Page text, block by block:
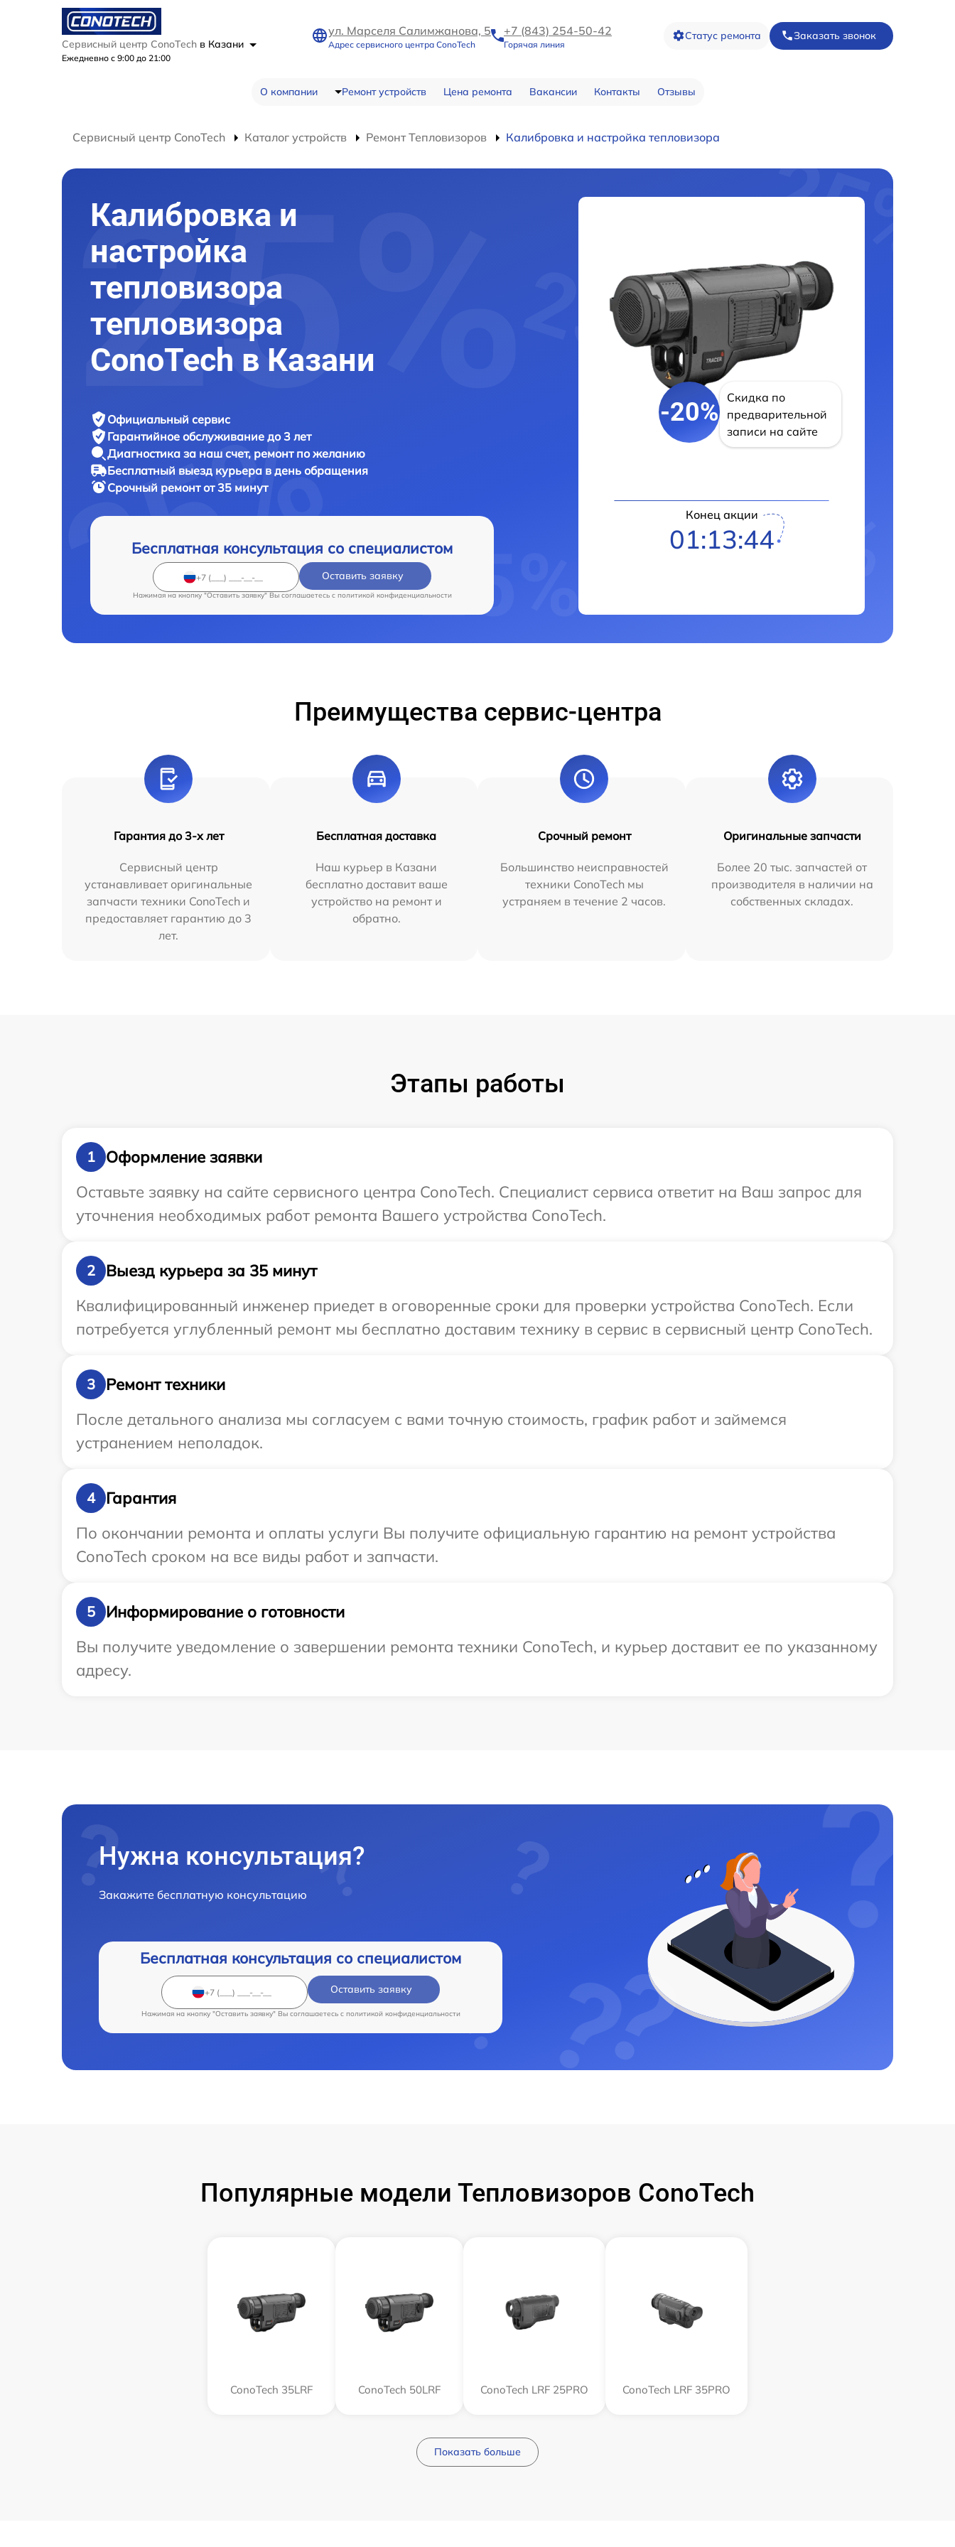
Сервисный центр ConoTech в Казани
Ежедневно с 9:00 до 21:00
ул. Марселя Салимжанова, 5
Адрес сервисного центра ConoTech
+7 (843) 254-50-42
Горячая линия
Статус ремонта Заказать звонок
О компании Ремонт устройств Цена ремонта Вакансии Контакты Отзывы
Сервисный центр ConoTech Каталог устройств Ремонт Тепловизоров Калибровка и настройка тепловизора
Калибровка и
настройка
тепловизора
тепловизора
ConoTech в Казани
Официальный сервис
Гарантийное обслуживание до 3 лет
Диагностика за наш счет, ремонт по желанию
Бесплатный выезд курьера в день обращения
Срочный ремонтот 35 минут
Бесплатная консультация со специалистом
Оставить заявку
Нажимая на кнопку "Оставить заявку" Вы соглашаетесь c политикой конфиденциальности
-20%
Скидка по
предварительной
записи на сайте
Конец акции
01:13:43
Преимущества сервис-центра
Гарантия до 3-х лет
Сервисный центр
устанавливает оригинальные
запчасти техники ConoTech и
предоставляет гарантию до 3
лет.
Бесплатная доставка
Наш курьер в Казани
бесплатно доставит ваше
устройство на ремонт и
обратно.
Срочный ремонт
Большинство неисправностей
техники ConoTech мы
устраняем в течение 2 часов.
Оригинальные запчасти
Более 20 тыс. запчастей от
производителя в наличии на
собственных складах.
Этапы работы
1
Оформление заявки
Оставьте заявку на сайте сервисного центра ConoTech. Специалист сервиса ответит на Ваш запрос для
уточнения необходимых работ ремонта Вашего устройства ConoTech.
2
Выезд курьера за 35 минут
Квалифицированный инженер приедет в оговоренные сроки для проверки устройства ConoTech. Если
потребуется углубленный ремонт мы бесплатно доставим технику в сервис в сервисный центр ConoTech.
3
Ремонт техники
После детального анализа мы согласуем с вами точную стоимость, график работ и займемся
устранением неполадок.
4
Гарантия
По окончании ремонта и оплаты услуги Вы получите официальную гарантию на ремонт устройства
ConoTech сроком на все виды работ и запчасти.
5
Информирование о готовности
Вы получите уведомление о завершении ремонта техники ConoTech, и курьер доставит ее по указанному
адресу.
Нужна консультация?
Закажите бесплатную консультацию
Бесплатная консультация со специалистом
Оставить заявку
Нажимая на кнопку "Оставить заявку" Вы соглашаетесь c политикой конфиденциальности
Популярные модели Тепловизоров ConoTech
ConoTech 35LRF ConoTech 50LRF ConoTech LRF 25PRO ConoTech LRF 35PRO
Показать больше